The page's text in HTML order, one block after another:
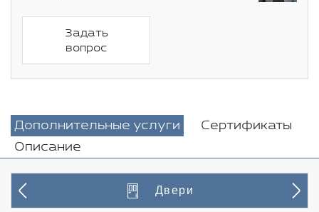
Задать
вопрос
Дополнительные услуги
Сертификаты
Описание
Двери